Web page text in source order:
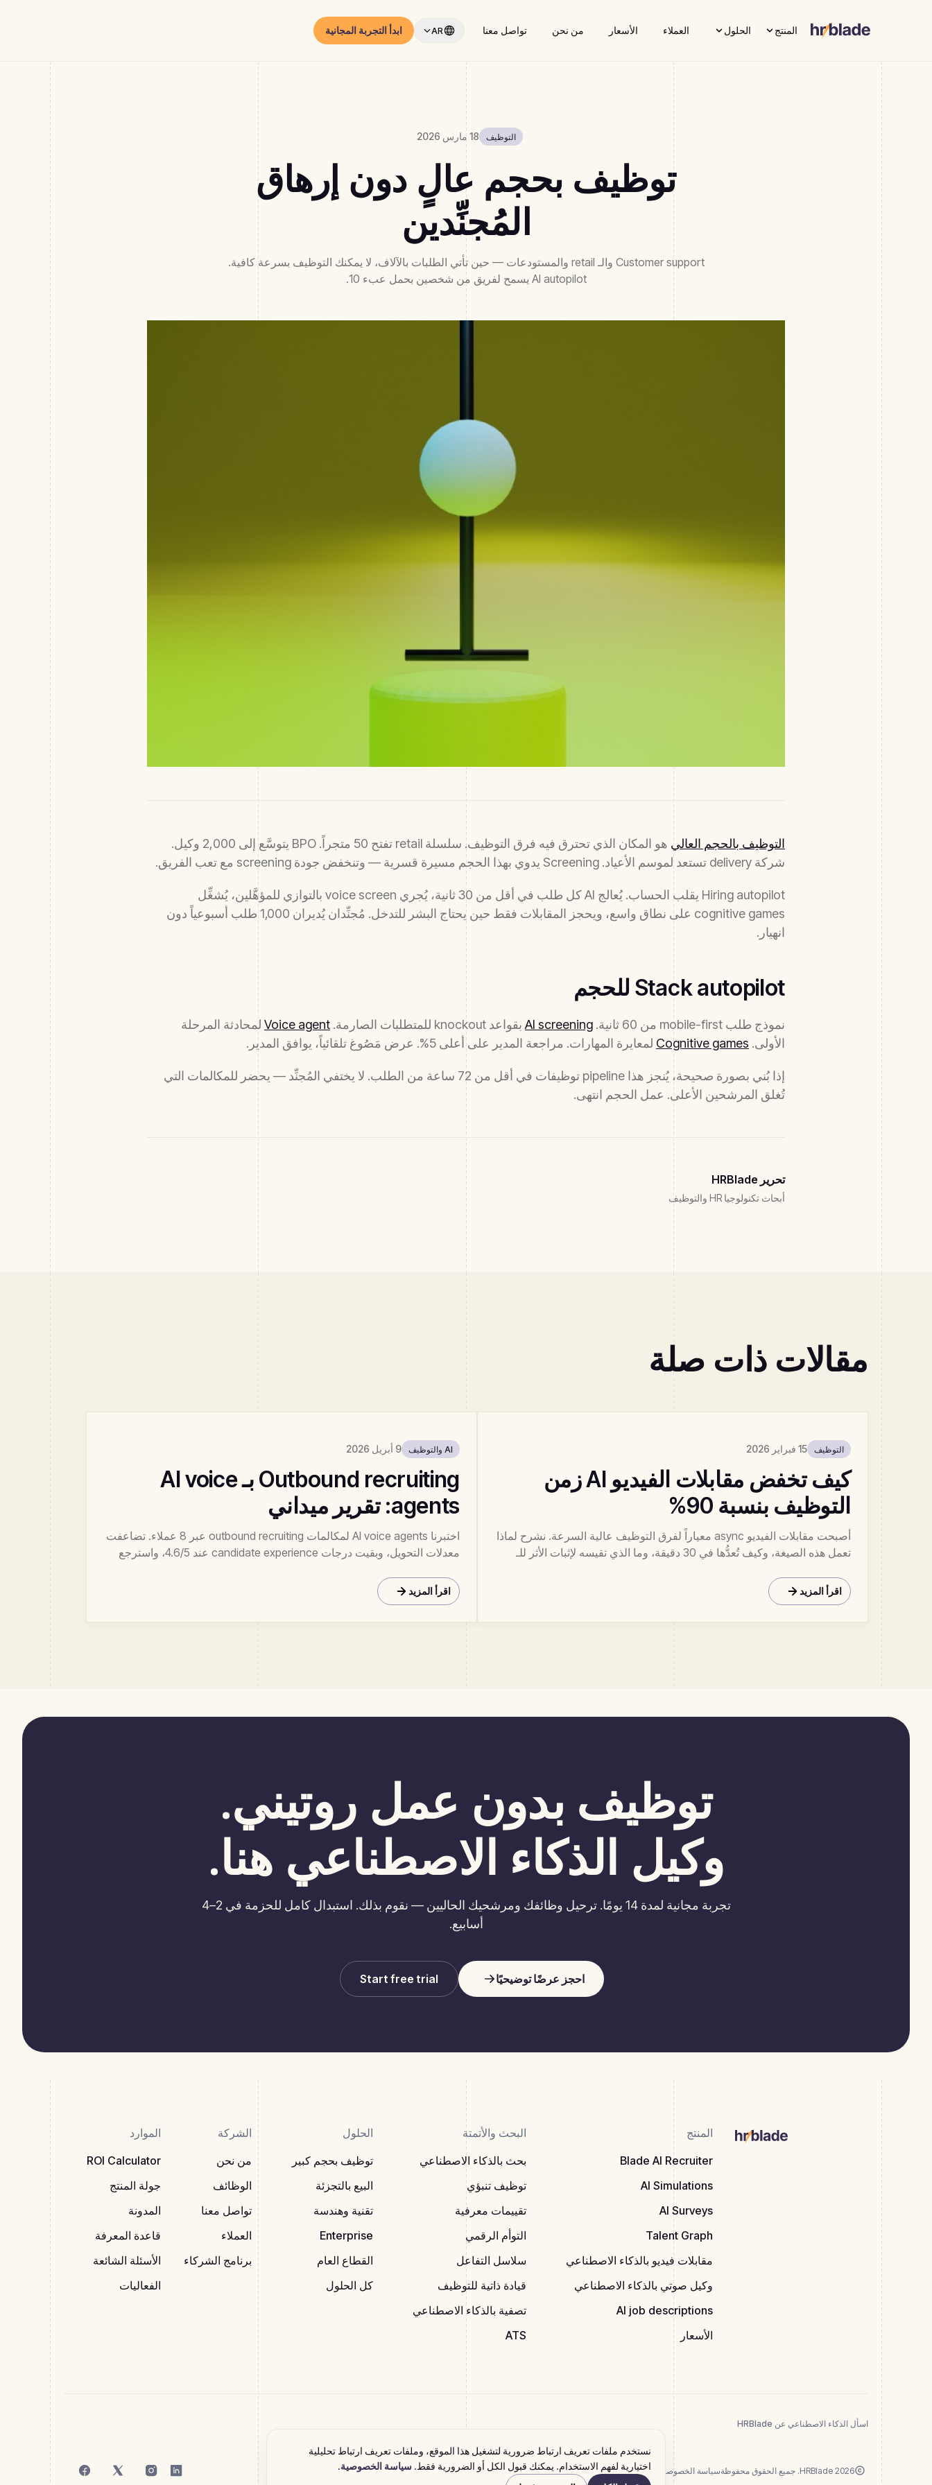
المنتج الحلول العملاء الأسعار من نحن تواصل معنا AR ابدأ التجربة المجانية
التوظيف 18 مارس 2026
توظيف بحجم عالٍ دون إرهاق
المُجنِّدين
Customer support والـ retail والمستودعات — حين تأتي الطلبات بالآلاف، لا يمكنك التوظيف بسرعة كافية.
AI autopilot يسمح لفريق من شخصين بحمل عبء 10.
التوظيف بالحجم العالي
هو المكان الذي تحترق فيه فرق التوظيف. سلسلة retail تفتح 50 متجراً. BPO يتوسَّع إلى 2,000 وكيل.
شركة delivery تستعد لموسم الأعياد. Screening يدوي بهذا الحجم مسيرة قسرية — وتنخفض جودة screening مع تعب الفريق.
Hiring autopilot يقلب الحساب. يُعالج AI كل طلب في أقل من 30 ثانية، يُجري voice screen بالتوازي للمؤهَّلين، يُشغِّل
cognitive games على نطاق واسع، ويحجز المقابلات فقط حين يحتاج البشر للتدخل. مُجنِّدان يُديران 1,000 طلب أسبوعياً دون
انهيار.
Stack autopilot للحجم
نموذج طلب mobile-first من 60 ثانية. AI screening بقواعد knockout للمتطلبات الصارمة. Voice agent لمحادثة المرحلة
الأولى. Cognitive games لمعايرة المهارات. مراجعة المدير على أعلى 5%. عرض مَصُوغ تلقائياً، يوافق المدير.
إذا بُني بصورة صحيحة، يُنجز هذا pipeline توظيفات في أقل من 72 ساعة من الطلب. لا يختفي المُجنِّد — يحضر للمكالمات التي
تُغلق المرشحين الأعلى. عمل الحجم انتهى.
تحرير HRBlade
أبحاث تكنولوجيا HR والتوظيف
مقالات ذات صلة
التوظيف 15 فبراير 2026
كيف تخفض مقابلات الفيديو AI زمن
التوظيف بنسبة 90%
أصبحت مقابلات الفيديو async معياراً لفرق التوظيف عالية السرعة. نشرح لماذا
تعمل هذه الصيغة، وكيف تُعدُّها في 30 دقيقة، وما الذي تقيسه لإثبات الأثر للـ
اقرأ المزيد
AI والتوظيف 9 أبريل 2026
Outbound recruiting بـ AI voice
agents: تقرير ميداني
اختبرنا AI voice agents لمكالمات outbound recruiting عبر 8 عملاء. تضاعفت
معدلات التحويل، وبقيت درجات candidate experience عند 4.6/5، واسترجع
اقرأ المزيد
توظيف بدون عمل روتيني.
وكيل الذكاء الاصطناعي هنا.
تجربة مجانية لمدة 14 يومًا. ترحيل وظائفك ومرشحيك الحاليين — نقوم بذلك. استبدال كامل للحزمة في 2–4
أسابيع.
احجز عرضًا توضيحيًا Start free trial
المنتج
Blade AI Recruiter
AI Simulations
AI Surveys
Talent Graph
مقابلات فيديو بالذكاء الاصطناعي
وكيل صوتي بالذكاء الاصطناعي
AI job descriptions
الأسعار
البحث والأتمتة
بحث بالذكاء الاصطناعي
توظيف تنبؤي
تقييمات معرفية
التوأم الرقمي
سلاسل التفاعل
قيادة ذاتية للتوظيف
تصفية بالذكاء الاصطناعي
ATS
الحلول
توظيف بحجم كبير
البيع بالتجزئة
تقنية وهندسة
Enterprise
القطاع العام
كل الحلول
الشركة
من نحن
الوظائف
تواصل معنا
العملاء
برنامج الشركاء
الموارد
ROI Calculator
جولة المنتج
المدونة
قاعدة المعرفة
الأسئلة الشائعة
الفعاليات
اسأل الذكاء الاصطناعي عن HRBlade
2026 HRBlade. جميع الحقوق محفوظة سياسة الخصوصية شروط الخدمةالبيان القانوني
نستخدم ملفات تعريف ارتباط ضرورية لتشغيل هذا الموقع، وملفات تعريف ارتباط تحليلية
اختيارية لفهم الاستخدام. يمكنك قبول الكل أو الضرورية فقط. سياسة الخصوصية.